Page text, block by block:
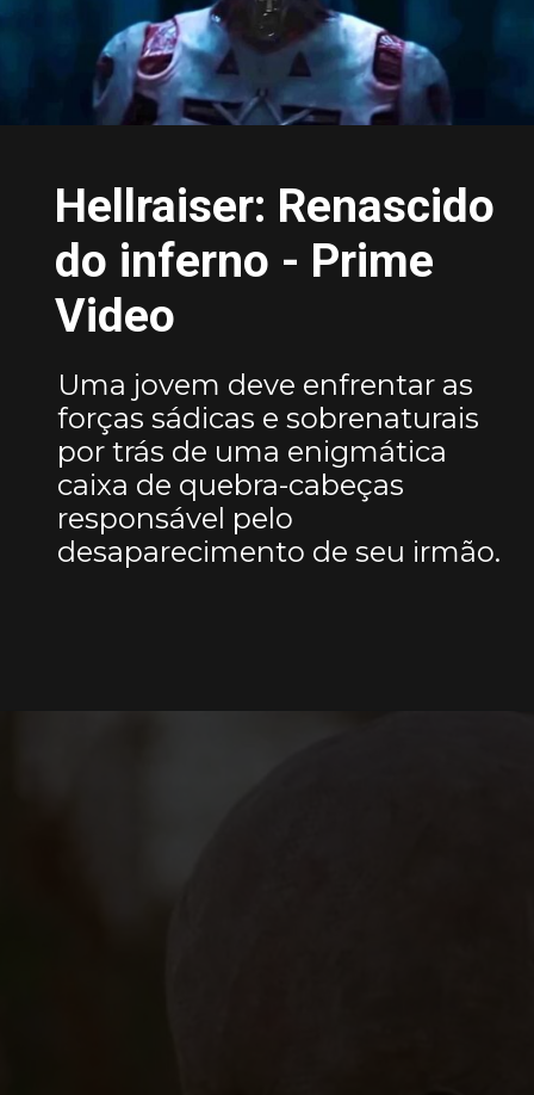
Uma jovem deve enfrentar as
forças sádicas e sobrenaturais
por trás de uma enigmática
caixa de quebra-cabeças
responsável pelo
desaparecimento de seu irmão.
Hellraiser: Renascido
do inferno - Prime
Video